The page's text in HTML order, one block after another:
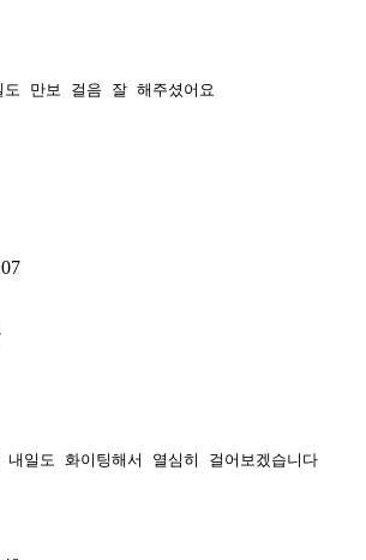
도 만보 걸음 잘 해주셨어요
일도 화이팅해서 열심히 걸어보겠습니다